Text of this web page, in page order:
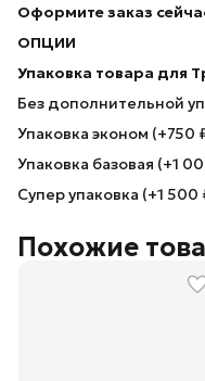
Оформите заказ
ОПЦИИ
Упаковка товара для
Без дополнительной
Упаковка эконом (+750
Упаковка базовая (+1
Супер упаковка (+1 500
Похожие